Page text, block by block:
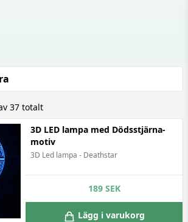
37 totalt
3D LED lampa med Dödsstjärna-
motiv
3D Led lampa - Deathstar
189 SEK
Lägg i varukorg